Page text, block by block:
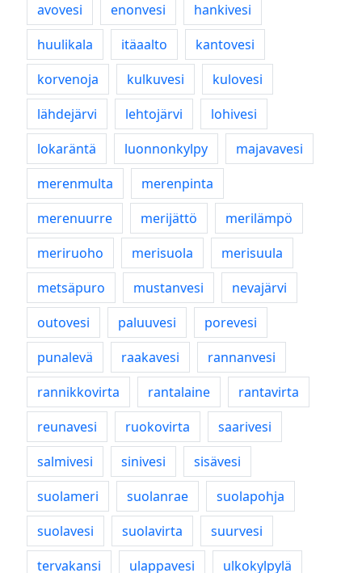
avovesi
enonvesi
hankivesi
huulikala
itäaalto
kantovesi
korvenoja
kulkuvesi
kulovesi
lähdejärvi
lehtojärvi
lohivesi
lokaräntä
luonnonkylpy
majavavesi
merenmulta
merenpinta
merenuurre
merijättö
merilämpö
meriruoho
merisuola
merisuula
metsäpuro
mustanvesi
nevajärvi
outovesi
paluuvesi
porevesi
punalevä
raakavesi
rannanvesi
rannikkovirta
rantalaine
rantavirta
reunavesi
ruokovirta
saarivesi
salmivesi
sinivesi
sisävesi
suolameri
suolanrae
suolapohja
suolavesi
suolavirta
suurvesi
tervakansi
ulappavesi ulkokylpylä